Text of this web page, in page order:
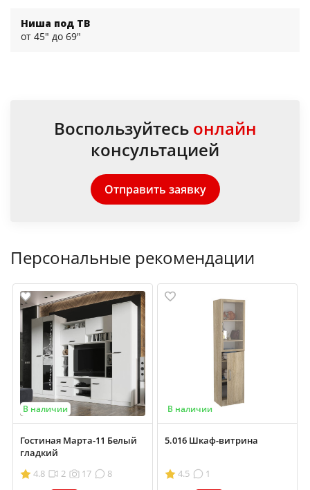
Ниша под ТВ
от 45" до 69"
Воспользуйтесь онлайн
консультацией
Отправить заявку
Персональные рекомендации
В наличии
Гостиная Марта-11 Белый
гладкий
4.8
2 17
8
В наличии
5.016 Шкаф-витрина
4.5
1